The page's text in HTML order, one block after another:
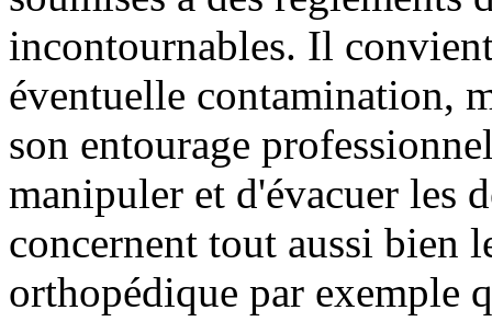
incontournables. Il
éventuelle contamination,
son entourage
manipuler et d'évacuer les
concernent tout aussi bien
orthopédique par exemple